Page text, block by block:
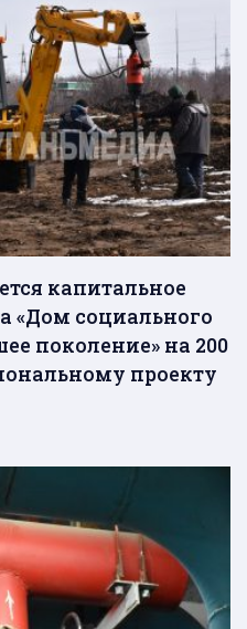
капитальное
«Дом социального
поколение» на 200
проекту